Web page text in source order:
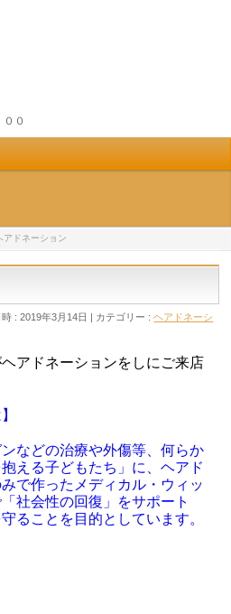
０
アドネーション
: 2019年3月14日 カテゴリー :ヘアドネーシ
アドネーションをしにご来店
などの治療や外傷等、何らか
える子どもたち」に、ヘアド
で作ったメディカル・ウィッ
社会性の回復」をサポート
ることを目的としています。